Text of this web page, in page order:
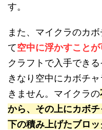
す。
また、マイクラのカ
て空中に浮かすこと
クラフトで入手でき
きなり空中にカボチ
きません。マイクラの
から、その上にカボ
下の積み上げたブロ